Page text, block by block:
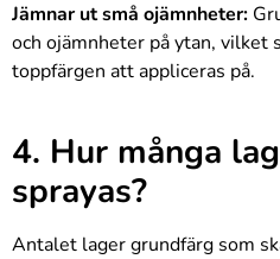
Jämnar ut små ojämnheter:
och ojämnheter på ytan, vilket
toppfärgen att appliceras på.
4. Hur många
sprayas?
Antalet lager grundfärg som